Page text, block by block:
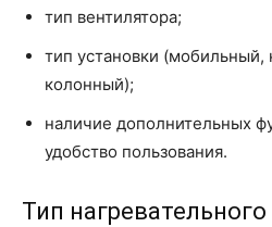
тип вентилятора;
тип установки
колонный);
наличие дополнительных
удобство пользования.
Тип